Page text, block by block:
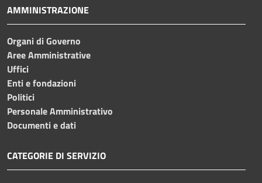
AMMINISTRAZIONE
Organi di Governo
Aree Amministrative
Uffici
Enti e fondazioni
Politici
Personale Amministrativo
Documenti e dati
CATEGORIE DI SERVIZIO